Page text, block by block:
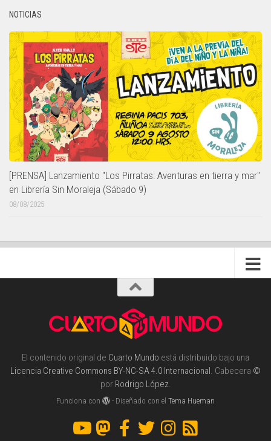
NOTICIAS
[PRENSA] Lanzamiento "Los Pirratas: Aventuras en tierra y mar"
en Librería Sin Moraleja (Sábado 9)
08/08/2025
El contenido original de Cuarto Mundo está distribuido bajo una
Licencia Creative Commons BY-NC-SA 4.0 Internacional . Cabecera ©
por Rodrigo López
Funciona con - Diseñado con elTema Hueman